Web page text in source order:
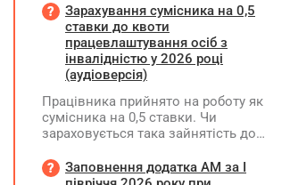
потрібно вимагати від
постачальника після 03.08.2026 року
у зв'язку з повним набранням
чинності Технічного регламенту на
косметичну продукцію,
20.01.2021 р. №65?
Зарахування сумісника на 0,5
ставки до квоти
працевлаштування осіб з
інвалідністю у 2026 році
(аудіоверсія)
Працівника прийнято на роботу як
сумісника на 0,5 ставки. Чи
зараховується така зайнятість до
осіб з інвалідністю відповідно до
вимог законодавства?
Заповнення додатка АМ за І